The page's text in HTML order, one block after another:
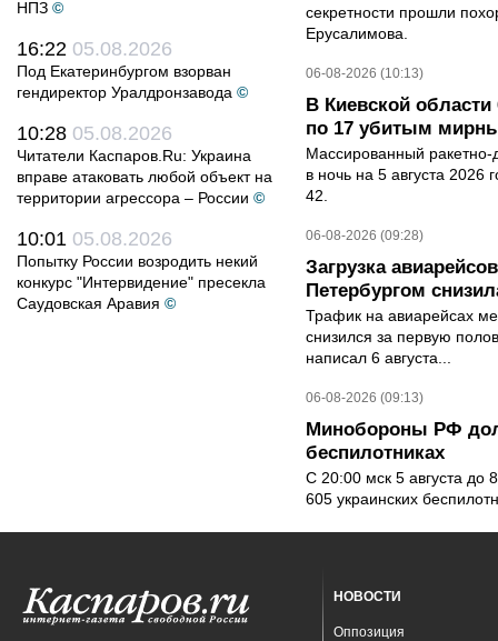
НПЗ ©
16:22 05.08.2026
Под Екатеринбургом взорван
гендиректор Уралдронзавода ©
10:28 05.08.2026
Читатели Каспаров.Ru: Украина
вправе атаковать любой объект на
территории агрессора – России ©
10:01 05.08.2026
Попытку России возродить некий
конкурс "Интервидение" пресекла
Саудовская Аравия ©
секретности прошли
Ерусалимова.
06-08-2026 (10:13)
В Киевской
по 17 убитым
Массированный ракетно-
в ночь на 5 августа 2026
42.
06-08-2026 (09:28)
Загрузка
Петербургом
Трафик на авиарейсах
снизился за первую
написал 6 августа...
06-08-2026 (09:13)
Минобороны РФ
беспилотниках
С 20:00 мск 5 августа до
605 украинских
НОВОСТИ
Оппозиция